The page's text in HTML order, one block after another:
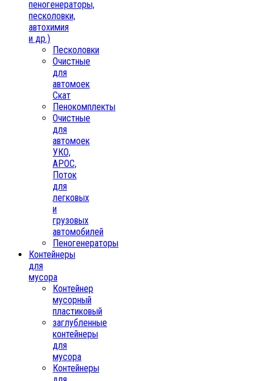
пеногенераторы,
песколовки,
автохимия
и др.)
Песколовки
Очистные
для
автомоек
Скат
Пенокомплекты
Очистные
для
автомоек
УКО,
АРОС,
Поток
для
легковых
и
грузовых
автомобилей
Пеногенераторы
Контейнеры
для
мусора
Контейнер
мусорный
пластиковый
заглубленные
контейнеры
для
мусора
Контейнеры